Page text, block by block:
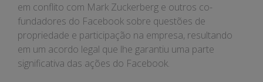
em conflito com Mark Zuckerberg e outros co-
fundadores do Facebook sobre questões de
propriedade e participação na empresa, resultando
em um acordo legal que lhe garantiu uma parte
significativa das ações do Facebook.